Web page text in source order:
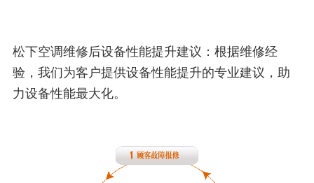
松下空调维修后设备性能提升建议：根据维修经
验，我们为客户提供设备性能提升的专业建议，助
力设备性能最大化。